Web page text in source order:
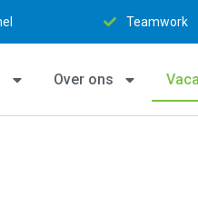
Persoonlijk
Over ons